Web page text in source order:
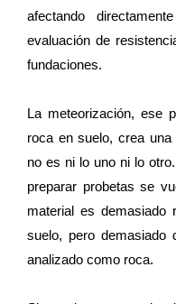
afectando
evaluación de
fundaciones.
La meteorización, ese
roca en suelo, crea
no es ni lo uno ni lo
preparar probetas se
material es demasiado
suelo, pero
analizado como roca.